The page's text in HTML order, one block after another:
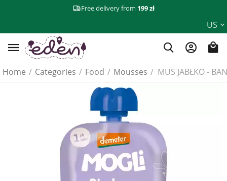
Free delivery from 199 zł
US
Home / Categories / Food / Mousses / MUS JABŁKO -